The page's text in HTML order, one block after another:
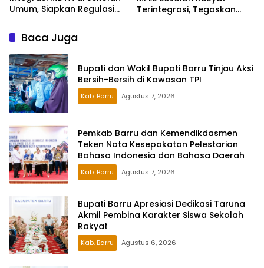
Umum, Siapkan Regulasi
Terintegrasi, Tegaskan
Baca Juga
Bupati dan Wakil Bupati Barru Tinjau Aksi
Bersih-Bersih di Kawasan TPI
Kab. Barru Agustus 7, 2026
Pemkab Barru dan Kemendikdasmen
Teken Nota Kesepakatan Pelestarian
Bahasa Indonesia dan Bahasa Daerah
Kab. Barru Agustus 7, 2026
Bupati Barru Apresiasi Dedikasi Taruna
Akmil Pembina Karakter Siswa Sekolah
Rakyat
Kab. Barru Agustus 6, 2026